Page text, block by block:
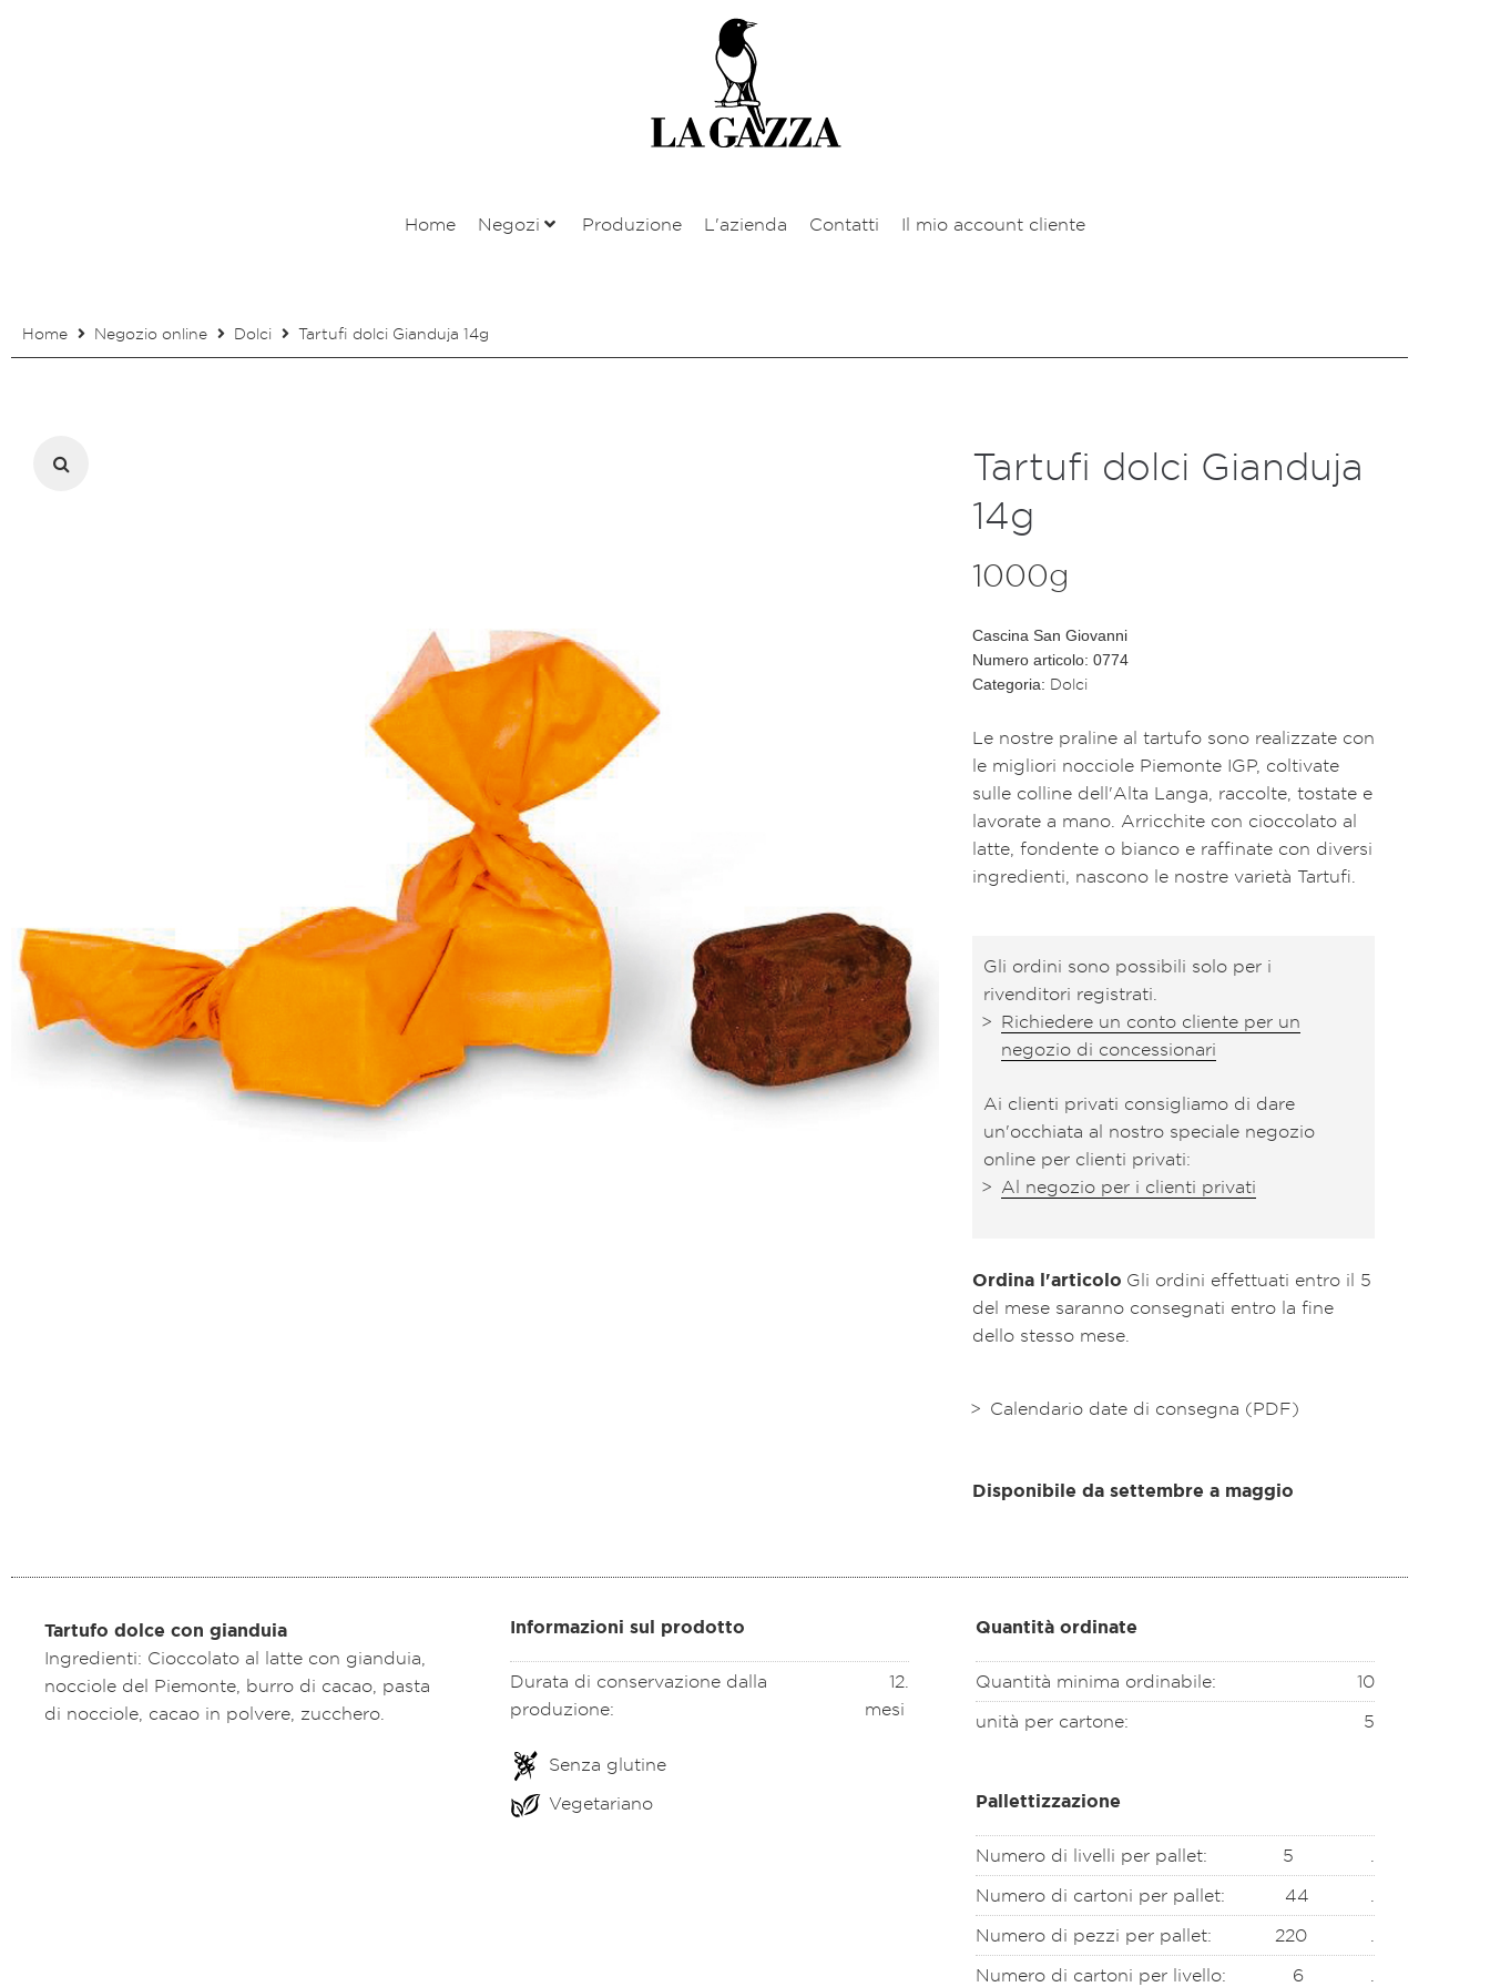
Home Negozi Produzione L'azienda Contatti Il mio account cliente
Home Negozio online Dolci Tartufi dolci Gianduja 14g
Tartufi dolci Gianduja
14g
1000g
Cascina San Giovanni
Numero articolo: 0774
Categoria: Dolci
Le nostre praline al tartufo sono realizzate con
le migliori nocciole Piemonte IGP, coltivate
sulle colline dell'Alta Langa, raccolte, tostate e
lavorate a mano. Arricchite con cioccolato al
latte, fondente o bianco e raffinate con diversi
ingredienti, nascono le nostre varietà Tartufi.
Gli ordini sono possibili solo per i
rivenditori registrati.
Richiedere un conto cliente per un
negozio di concessionari
Ai clienti privati consigliamo di dare
un'occhiata al nostro speciale negozio
online per clienti privati:
Al negozio per i clienti privati
Ordina l'articolo Gli ordini effettuati entro il 5
del mese saranno consegnati entro la fine
dello stesso mese.
Calendario date di consegna (PDF)
Disponibile da settembre a maggio
Tartufo dolce con gianduia
Ingredienti: Cioccolato al latte con gianduia,
nocciole del Piemonte, burro di cacao, pasta
di nocciole, cacao in polvere, zucchero.
Informazioni sul prodotto
Durata di conservazione dalla
produzione:
12
mesi
.
Senza glutine
Vegetariano
Quantità ordinate
Quantità minima ordinabile:
10
unità per cartone:
5
Pallettizzazione
Numero di livelli per pallet: 5
Numero di cartoni per pallet:
44
Numero di pezzi per pallet:
220
Numero di cartoni per livello:
6